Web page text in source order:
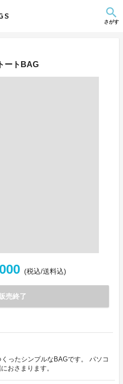
さがす
ートBAG
(税込/送料込)
販売終了
ったシンプルなBAGです。 パソコ
おさまります。